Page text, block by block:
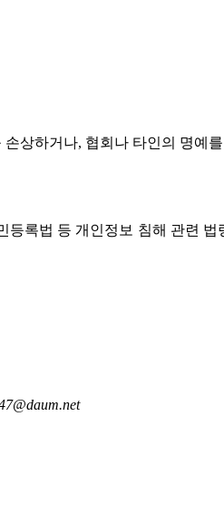
상하거나, 협회나 타인의 명예
록법 등 개인정보 침해 관련